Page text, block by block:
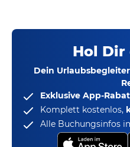
Hol Dir
Dein
Exklusive App-
Komplett kostenlos,
Alle Buchungsinfos